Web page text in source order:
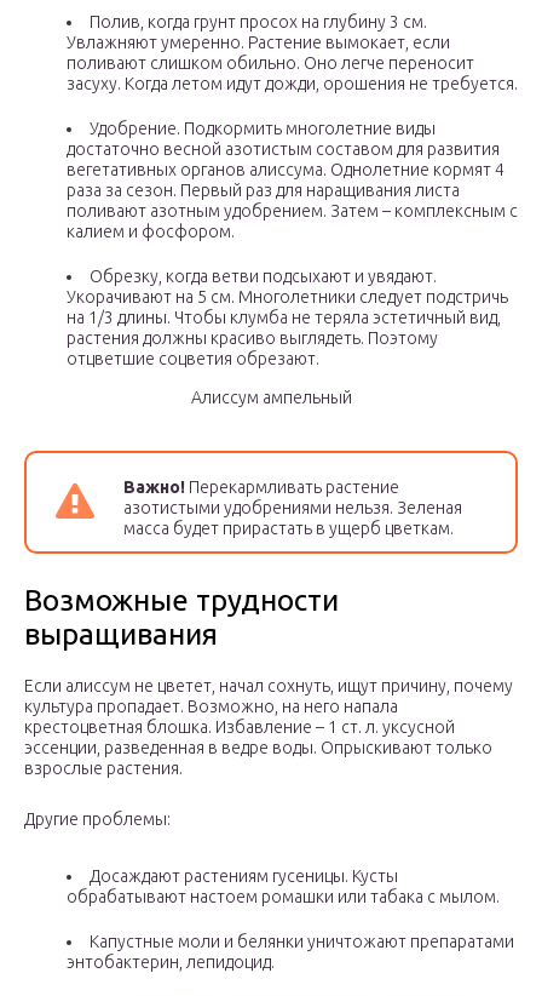
Полив, когда грунт просох на глубину 3 см.
Увлажняют умеренно. Растение вымокает, если
поливают слишком обильно. Оно легче переносит
засуху. Когда летом идут дожди, орошения не требуется.
Удобрение. Подкормить многолетние виды
достаточно весной азотистым составом для развития
вегетативных органов алиссума. Однолетние кормят 4
раза за сезон. Первый раз для наращивания листа
поливают азотным удобрением. Затем – комплексным с
калием и фосфором.
Обрезку, когда ветви подсыхают и увядают.
Укорачивают на 5 см. Многолетники следует подстричь
на 1/3 длины. Чтобы клумба не теряла эстетичный вид,
растения должны красиво выглядеть. Поэтому
отцветшие соцветия обрезают.
Алиссум ампельный
Важно! Перекармливать растение
азотистыми удобрениями нельзя. Зеленая
масса будет прирастать в ущерб цветкам.
Возможные трудности
выращивания
Если алиссум не цветет, начал сохнуть, ищут причину, почему
культура пропадает. Возможно, на него напала
крестоцветная блошка. Избавление – 1 ст. л. уксусной
эссенции, разведенная в ведре воды. Опрыскивают только
взрослые растения.
Другие проблемы:
Досаждают растениям гусеницы. Кусты
обрабатывают настоем ромашки или табака с мылом.
Капустные моли и белянки уничтожают препаратами
энтобактерин, лепидоцид.